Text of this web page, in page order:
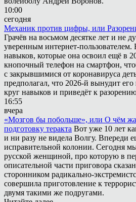
10:00
сегодня
Механик против цифры, или
Грачёв на восьмом десятке лет и не
уверенным интернет-пользователем.
навыков, которые она освоил ещё в
кнопочный телефон на смартфон,
с закрывшимися от коронавируса
предполагал, что 2026-й вынудит
круг навыков и приведёт к
16:55
вчера
«Мозгов бы побольше», или О чём
подготовку теракта Вот уже 10 лет
и ни разу не видела Волгу. Впереди
исправительной колонии. Сегодня
русской женщиной, про которую в
описательной части приговора
сторонником радикально-
совершила приготовление к
двумя такими же подругами.